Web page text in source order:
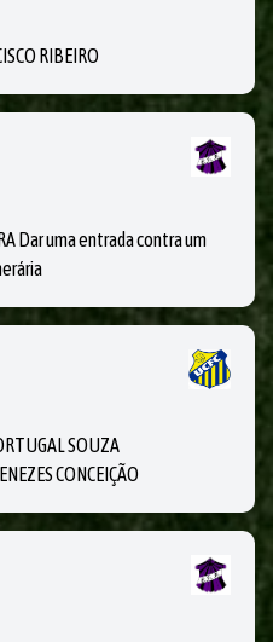
RIBEIRO
Dar uma entrada contra um
SOUZA
CONCEIÇÃO